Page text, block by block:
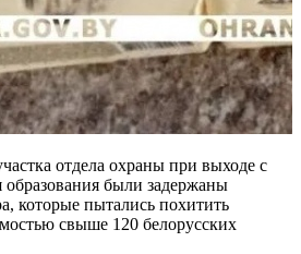
отдела охраны при выходе с
были задержаны
которые пытались похитить
свыше 120 белорусских